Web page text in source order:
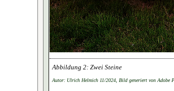
Zwei Steine
Autor: Ulrich Helmich 11/2024, Bild generiert von Adobe